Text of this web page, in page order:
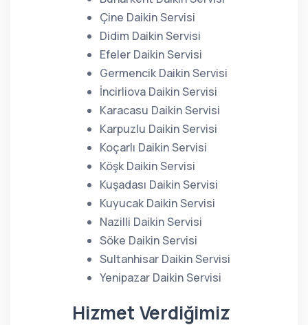
Çine Daikin Servisi
Didim Daikin Servisi
Efeler Daikin Servisi
Germencik Daikin Servisi
İncirliova Daikin Servisi
Karacasu Daikin Servisi
Karpuzlu Daikin Servisi
Koçarlı Daikin Servisi
Köşk Daikin Servisi
Kuşadası Daikin Servisi
Kuyucak Daikin Servisi
Nazilli Daikin Servisi
Söke Daikin Servisi
Sultanhisar Daikin Servisi
Yenipazar Daikin Servisi
Hizmet Verdiğimiz